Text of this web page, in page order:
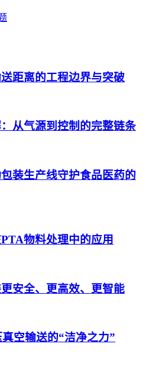
距离的工程边界与突破
从气源到控制的完整链条
装生产线守护食品医药的
物料处理中的应用
安全、更高效、更智能
空输送的“洁净之力”